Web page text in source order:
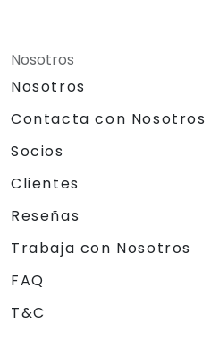
Nosotros
Nosotros
Contacta con Nosotros
Socios
Clientes
Reseñas
Trabaja con Nosotros
FAQ
T&C